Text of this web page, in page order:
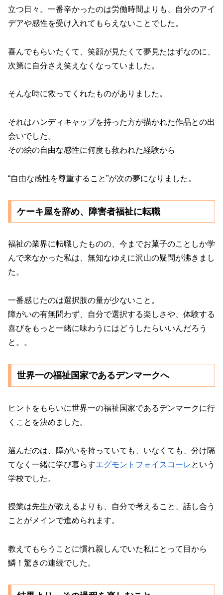
立つ日々。一番辛かったのは労働時間よりも、自分のアイ
デアや感性を受け入れてもらえないことでした。
喜んでもらいたくて、笑顔が見たくて夢見たはずなのに、
次第に自分さえ笑えなくなっていました。
そんな時に救ってくれたものがありました。
それはハンディキャップを持った方が描かれた作品との出
会いでした。
その絵の自由な感性に何度も救われた経験から
“自由な感性を尊重すること”が次の夢になりました。
ケーキ屋を辞め、障害者福祉に転職
福祉の業界に転職したものの、今までお菓子のことしか学
んで来なかった私は、無知なゆえに沢山の疑問が沸きまし
た。
一番感じたのは選択肢の量が少ないこと。
障がいの有無問わず、自分で選択する楽しさや、体験する
喜びをもっと一緒に味わうにはどうしたらいいんだろう
と。。
世界一の福祉国家であるデンマークへ
ヒントをもらいに世界一の福祉国家であるデンマークに行
くことを決めました。
選んだのは、障がいを持っていても、いなくても、分け隔
てなく一緒に学び暮らすエグモントフォイスコーレ という
学校でした。
授業は先生が教えるよりも、自分で考えること、話し合う
ことがメインで進められます。
教えてもらうことに慣れ親しんでいた私にとって目から
鱗！驚きの連続でした。